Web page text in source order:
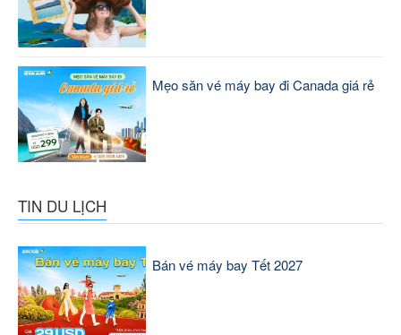
Mẹo săn vé máy bay đi Canada giá rẻ
TIN DU LỊCH
Bán vé máy bay Tết 2027